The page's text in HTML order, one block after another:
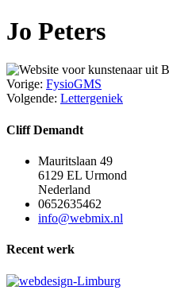
Jo Peters
Vorige: FysioGMS
Volgende: Lettergeniek
Cliff Demandt
Mauritslaan 49
6129 EL Urmond
Nederland
0652635462
info@webmix.nl
Recent werk